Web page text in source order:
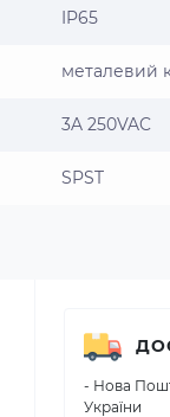
IP65
металевий
3A 250VAC
SPST
- Нова
України